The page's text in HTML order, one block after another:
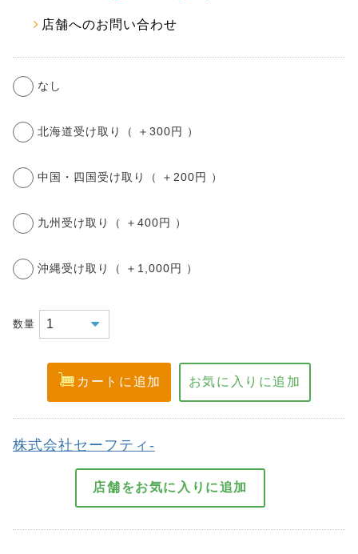
店舗へのお問い合わせ
なし
北海道受け取り（ ＋300円 ）
中国・四国受け取り（ ＋200円 ）
九州受け取り（ ＋400円 ）
沖縄受け取り（ ＋1,000円 ）
数量
株式会社セーフティ-